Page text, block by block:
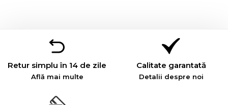
Retur simplu în 14 de zile
Află mai multe
Calitate garantată
Detalii despre noi